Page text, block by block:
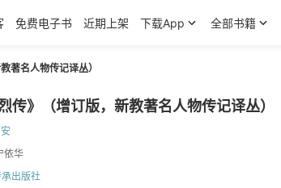
免费电子书 近期上架 下载App 全部书籍
著名人物传记译丛）
传》（增订版，新教著名人物传记译丛）
依华
出版社